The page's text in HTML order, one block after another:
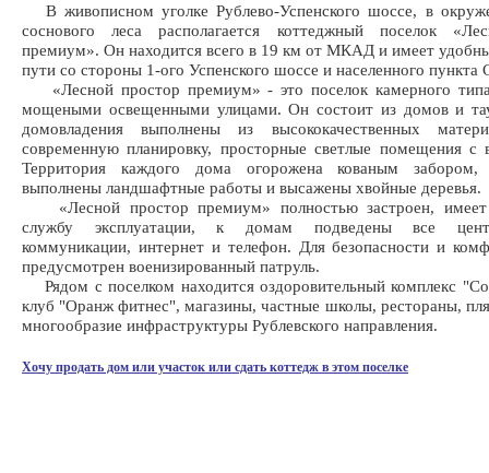
В живописном уголке Рублево-Успенского шоссе, в
соснового леса располагается коттеджный поселок
премиум». Он находится всего в 19 км от МКАД и имеет
пути со стороны 1-ого Успенского шоссе и населенного пункта
«Лесной простор премиум» - это поселок камерного
мощеными освещенными улицами. Он состоит из домов и
домовладения выполнены из высококачественных
современную планировку, просторные светлые помещения с
Территория каждого дома огорожена кованым забором,
выполнены ландшафтные работы и высажены хвойные деревья.
«Лесной простор премиум» полностью застроен, имеет
службу эксплуатации, к домам подведены все
коммуникации, интернет и телефон. Для безопасности и
предусмотрен военизированный патруль.
Рядом с поселком находится оздоровительный комплекс
клуб "Оранж фитнес", магазины, частные школы, рестораны,
многообразие инфраструктуры Рублевского направления.
Хочу продать дом или участок или сдать коттедж в этом поселке